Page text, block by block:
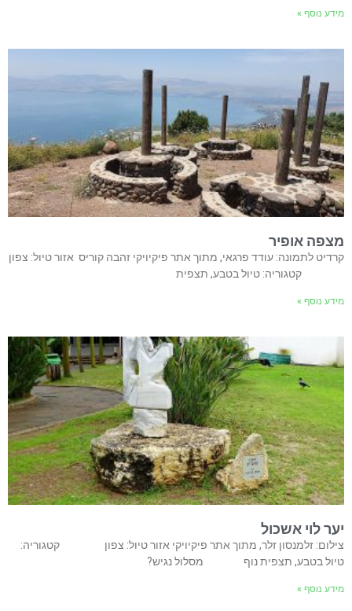
מידע נוסף »
מצפה אופיר
קרדיט לתמונה: עודד פרגאי, מתוך אתר פיקיויקי זהבה קוריס אזור טיול: צפון
קטגוריה: טיול בטבע, תצפית
מידע נוסף »
יער לוי אשכול
צילום: זלמנסון זלר, מתוך אתר פיקיויקי אזור טיול: צפון קטגוריה:
טיול בטבע, תצפית נוף מסלול נגיש?
מידע נוסף »